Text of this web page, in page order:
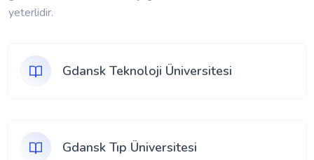
yeterlidir.
Gdansk Teknoloji Üniversitesi
Gdansk Tıp Üniversitesi